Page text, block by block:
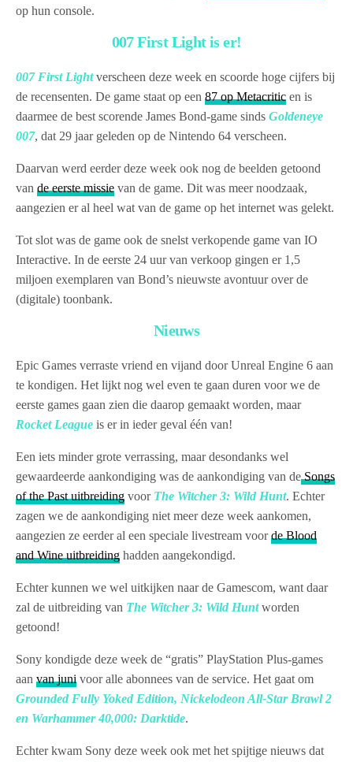
op hun console.
007 First Light is er!
007 First Lightverscheen deze week en scoorde hoge cijfers bij
de recensenten. De game staat op een87 op Metacritic en is
daarmee de best scorende James Bond-game sindsGoldeneye
007, dat 29 jaar geleden op de Nintendo 64 verscheen.
Daarvan werd eerder deze week ook nog de beelden getoond
vande eerste missie van de game. Dit was meer noodzaak,
aangezien er al heel wat van de game op het internet was gelekt.
Tot slot was de game ook de snelst verkopende game van IO
Interactive. In de eerste 24 uur van verkoop gingen er 1,5
miljoen exemplaren van Bond’s nieuwste avontuur over de
(digitale) toonbank.
Nieuws
Epic Games verraste vriend en vijand door Unreal Engine 6 aan
te kondigen. Het lijkt nog wel even te gaan duren voor we de
eerste games gaan zien die daarop gemaakt worden, maar
Rocket League is er in ieder geval één van!
Een iets minder grote verrassing, maar desondanks wel
gewaardeerde aankondiging was de aankondiging van deSongs
of the Past uitbreiding voor The Witcher 3: Wild Hunt. Echter
zagen we de aankondiging niet meer deze week aankomen,
aangezien ze eerder al een speciale livestream voorde Blood
and Wine uitbreiding hadden aangekondigd.
Echter kunnen we wel uitkijken naar de Gamescom, want daar
zal de uitbreiding van The Witcher 3: Wild Huntworden
getoond!
Sony kondigde deze week de “gratis” PlayStation Plus-games
aanvan juni voor alle abonnees van de service. Het gaat om
Grounded Fully Yoked Edition, Nickelodeon All-Star Brawl 2
en Warhammer 40,000: Darktide.
Echter kwam Sony deze week ook met het spijtige nieuws dat